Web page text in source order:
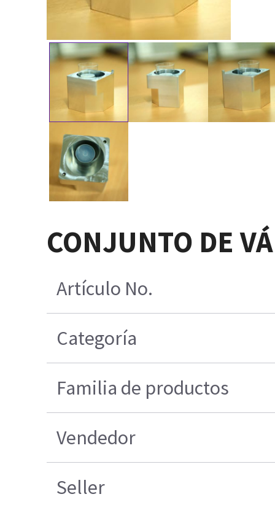
CONJUNTO DE
Artículo No.
Categoría
Familia de productos
Vendedor
Seller